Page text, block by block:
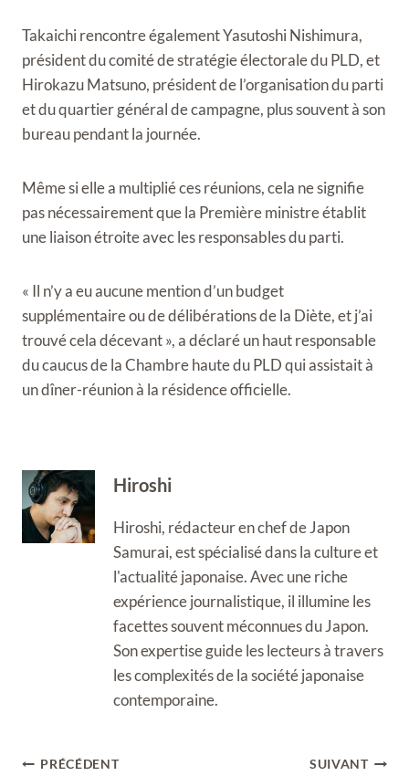
Takaichi rencontre également Yasutoshi Nishimura,
président du comité de stratégie électorale du PLD, et
Hirokazu Matsuno, président de l’organisation du parti
et du quartier général de campagne, plus souvent à son
bureau pendant la journée.
Même si elle a multiplié ces réunions, cela ne signifie
pas nécessairement que la Première ministre établit
une liaison étroite avec les responsables du parti.
« Il n’y a eu aucune mention d’un budget
supplémentaire ou de délibérations de la Diète, et j’ai
trouvé cela décevant », a déclaré un haut responsable
du caucus de la Chambre haute du PLD qui assistait à
un dîner-réunion à la résidence officielle.
Hiroshi
Hiroshi, rédacteur en chef de Japon
Samurai, est spécialisé dans la culture et
l'actualité japonaise. Avec une riche
expérience journalistique, il illumine les
facettes souvent méconnues du Japon.
Son expertise guide les lecteurs à travers
les complexités de la société japonaise
contemporaine.
Navigation
PRÉCÉDENT SUIVANT